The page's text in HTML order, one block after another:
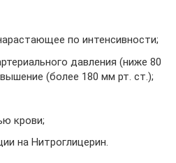
по интенсивности;
давления (ниже 80
(более 180 мм рт. ст.);
крови;
на Нитроглицерин.